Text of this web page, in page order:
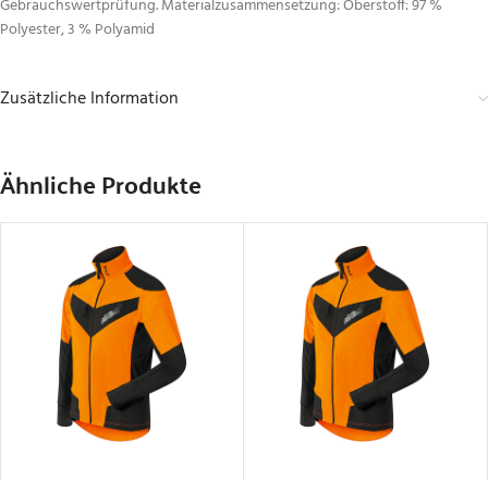
Gebrauchswertprüfung. Materialzusammensetzung: Oberstoff: 97 %
Polyester, 3 % Polyamid
Zusätzliche Information
Ähnliche Produkte